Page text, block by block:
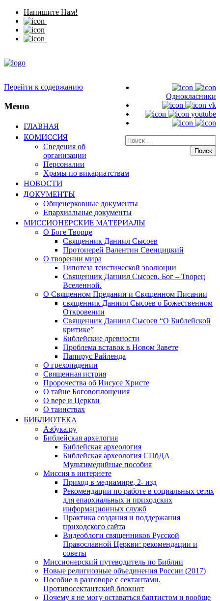
Напишите Нам!
Однокласники
vk
youtube
Искать:
Перейти к содержанию
Меню
ГЛАВНАЯ
КОМИССИЯ
Сведения об
организации
Персоналии
Храмы по викариатствам
НОВОСТИ
ДОКУМЕНТЫ
Общецерковные документы
Епархиальные документы
МИССИОНЕРСКИЕ МАТЕРИАЛЫ
О Боге Творце
Священник Даниил Сысоев
Протоиерей Валентин Свенцицкий
О творении мира
Гипотеза теистической эволюции
Священник Даниил Сысоев. Бог – Творец
Вселенной.
О Священном Предании и Священном Писании
священник Даниил Сысоев о Божественном
Откровении
Священник Даниил Сысоев “О Библейской
критике”
Библейские древности
Проблема вставок в Новом Завете
Папирус Райленда
О грехопадении
Священная истрия
Пророчества об Иисусе Христе
О тайне Боговоплощения
О вере и Церкви
О таинствах
БИБЛИОТЕКА
Азбука.ру
Библейская архелогия
Библейская археология
Библейская археология СПбДА
Мультимедийные пособия
Миссия в интернете
Приход в медиамире, 2- изд
Рекомендации по работе в социальных сетях
для епархиальных и приходских
информационных служб
Практика создания и поддержания
приходского сайта
Видеоблоги священников Русской
Православной Церкви: рекомендации и
советы
Миссионерский путеводитель по Библии
Новые религиозные объединения России (2017)
Пособие в разговоре с сектантами.
Противосектантский блокнот
Почему я не могу оставаться баптистом и вообще